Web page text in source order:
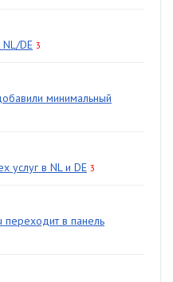
DE 3
минимальный
услуг в NL и DE 3
переходит в панель